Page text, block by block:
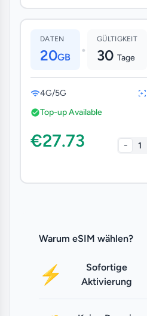
DATEN
20GB •
GÜLTIGKEIT
30 Tage
4G/5G
Top-up Available
€27.73 - 1
Warum eSIM wählen?
⚡
Sofortige
Aktivierung